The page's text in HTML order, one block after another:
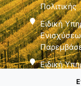
Πολιτικής
Ειδική
Ειδική